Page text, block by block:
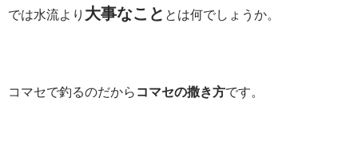
では水流より 大事なこと とは何でしょうか。
コマセで釣るのだから コマセの撒き方です。